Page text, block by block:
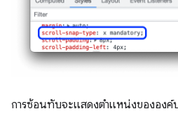
การซ้อนทับจะแสดงตำแหน่งขององ